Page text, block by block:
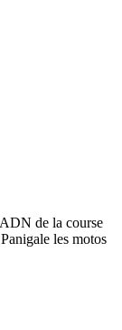
de la course
les motos